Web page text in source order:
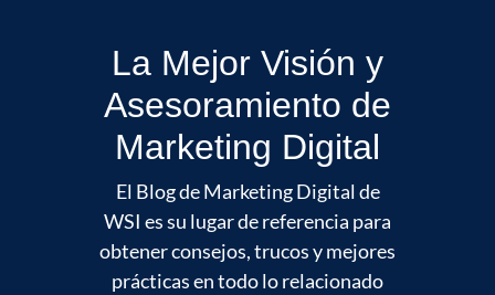
La Mejor Visión y
Asesoramiento de
Marketing Digital
El Blog de Marketing Digital de
WSI es su lugar de referencia para
obtener consejos, trucos y mejores
prácticas en todo lo relacionado